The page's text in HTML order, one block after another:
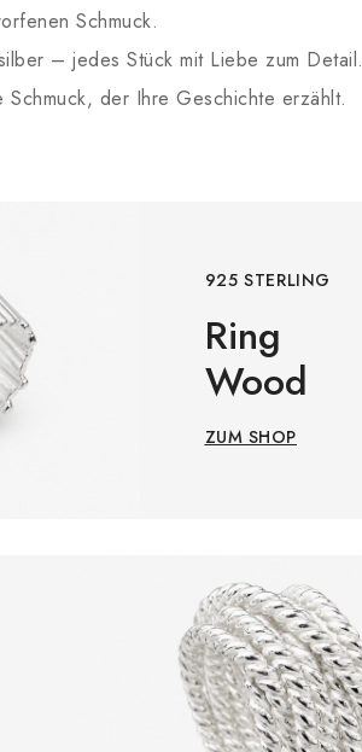
Schmuck.
– jedes Stück mit Liebe zum Detail.
der Ihre Geschichte erzählt.
ZUM SHOP
Ring
Wood
925 STERLING